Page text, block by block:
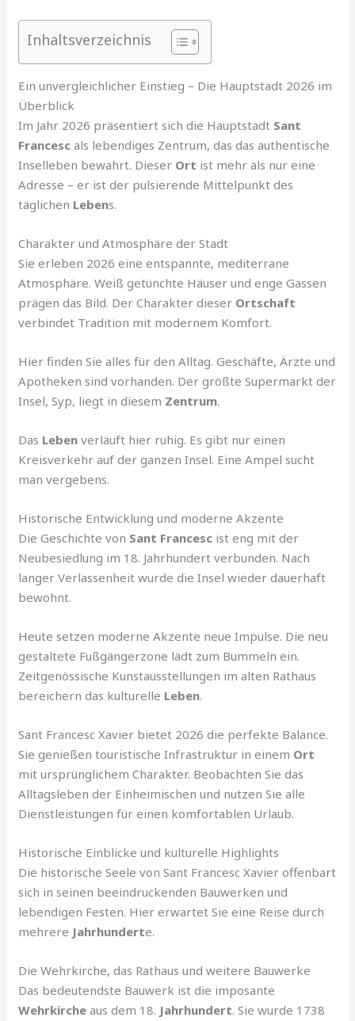
Inhaltsverzeichnis
Ein unvergleichlicher Einstieg – Die Hauptstadt 2026 im
Überblick
Im Jahr 2026 präsentiert sich die Hauptstadt Sant
Francesc als lebendiges Zentrum, das das authentische
Inselleben bewahrt. Dieser Ort ist mehr als nur eine
Adresse – er ist der pulsierende Mittelpunkt des
täglichen Lebens.
Charakter und Atmosphäre der Stadt
Sie erleben 2026 eine entspannte, mediterrane
Atmosphäre. Weiß getünchte Häuser und enge Gassen
prägen das Bild. Der Charakter dieser Ortschaft
verbindet Tradition mit modernem Komfort.
Hier finden Sie alles für den Alltag. Geschäfte, Ärzte und
Apotheken sind vorhanden. Der größte Supermarkt der
Insel, Syp, liegt in diesem Zentrum.
Das Leben verläuft hier ruhig. Es gibt nur einen
Kreisverkehr auf der ganzen Insel. Eine Ampel sucht
man vergebens.
Historische Entwicklung und moderne Akzente
Die Geschichte von Sant Francesc ist eng mit der
Neubesiedlung im 18. Jahrhundert verbunden. Nach
langer Verlassenheit wurde die Insel wieder dauerhaft
bewohnt.
Heute setzen moderne Akzente neue Impulse. Die neu
gestaltete Fußgängerzone lädt zum Bummeln ein.
Zeitgenössische Kunstausstellungen im alten Rathaus
bereichern das kulturelle Leben.
Sant Francesc Xavier bietet 2026 die perfekte Balance.
Sie genießen touristische Infrastruktur in einem Ort
mit ursprünglichem Charakter. Beobachten Sie das
Alltagsleben der Einheimischen und nutzen Sie alle
Dienstleistungen für einen komfortablen Urlaub.
Historische Einblicke und kulturelle Highlights
Die historische Seele von Sant Francesc Xavier offenbart
sich in seinen beeindruckenden Bauwerken und
lebendigen Festen. Hier erwartet Sie eine Reise durch
mehrere Jahrhunderte.
Die Wehrkirche, das Rathaus und weitere Bauwerke
Das bedeutendste Bauwerk ist die imposante
Wehrkirche aus dem 18. Jahrhundert. Sie wurde 1738